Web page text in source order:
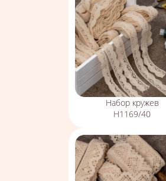
Набор кружев
Н1169/40